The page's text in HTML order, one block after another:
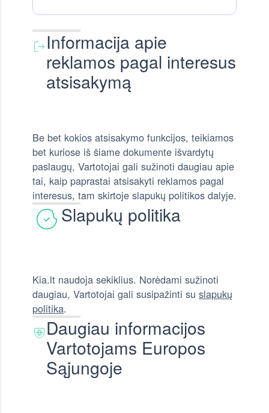
Informacija apie
reklamos pagal interesus
atsisakymą
Be bet kokios atsisakymo funkcijos, teikiamos
bet kuriose iš šiame dokumente išvardytų
paslaugų, Vartotojai gali sužinoti daugiau apie
tai, kaip paprastai atsisakyti reklamos pagal
interesus, tam skirtoje slapukų politikos dalyje.
Slapukų politika
Kia.lt naudoja sekiklius. Norėdami sužinoti
daugiau, Vartotojai gali susipažinti su slapukų
politika.
Daugiau informacijos
Vartotojams Europos
Sąjungoje